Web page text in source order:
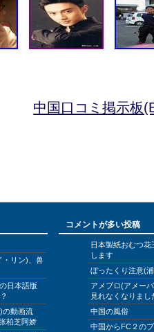
中国口コミ掲示板
・リン)、兽
日本語版
の動画流
柏芝阿娇
コメントが多い投稿
日本製紙おむつ
します
ぼったくり注意(
アメブロ(アメー
見れなくなりまし
中国の風俗
中国からFC２の